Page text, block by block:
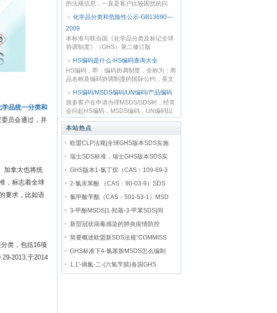
学品统一分类和
员会通过，并
加拿大也将统
，标志着全球
要求，比如语
类，包括16项
2013,于2014
的法规信息，一直是客户比较困扰的问
化学品分类和危险性公示-GB13690—
2009
本标准与联合国《化学品分类及标记全球
协调制度》（GHS）第二修订版
HS编码是什么-HS编码查询大全
HS编码，即：编码协调制度，全称为：商
品名称及编码协调制度的国际公约，英文
HS编码/MSDS编码/UN编码/产品编码
很多客户在申请办理MSDS/SDS时，经常
会问起HS编码，MSDS编码，UN编码以
及产品编码，关...
本站热点
欧盟CLP法规|全球GHS版本SDS实施
瑞士SDS标准，瑞士GHS版本SDS实
GHS版本1-氯丁烷（CAS：109-69-3
2-氯汞苯酚 （CAS：90-03-9）SDS
氯甲酸苄酯（CAS：501-53-1）MSD
3-甲酚MSDS|1-羟基-3-甲苯SDS|间
新型冠状病毒感染的肺炎疫情防控
简要概述欧盟新SDS法规“COMMISS
GHS标准下4-氯苯胺MSDS怎么编制
1,1'-偶氮-二-(六氢苄腈)各国GHS